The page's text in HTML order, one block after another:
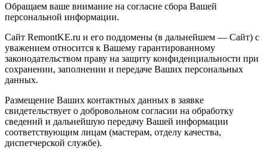
Обращаем ваше внимание на согласие сбора Вашей
персональной информации.
Сайт RemontKE.ru и его поддомены (в дальнейшем — Сайт) с
уважением относится к Вашему гарантированному
законодательством праву на защиту конфиденциальности при
сохранении, заполнении и передаче Ваших персональных
данных.
Размещение Ваших контактных данных в заявке
свидетельствует о добровольном согласии на обработку
сведений и дальнейшую передачу Вашей информации
соответствующим лицам (мастерам, отделу качества,
диспетчерской службе).